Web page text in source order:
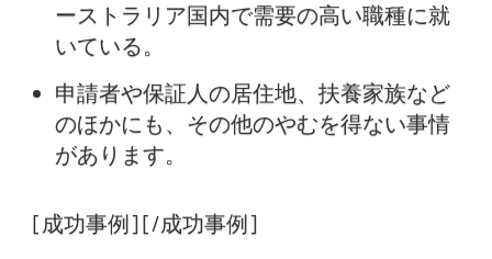
ーストラリア国内で需要の高い職種に就
いている。
申請者や保証人の居住地、扶養家族など
のほかにも、その他のやむを得ない事情
があります。
[成功事例] [/成功事例]